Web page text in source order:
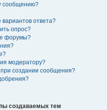
сообщению?
ответа?
опрос?
форумы?
модератору?
создании сообщения?
создаваемых тем